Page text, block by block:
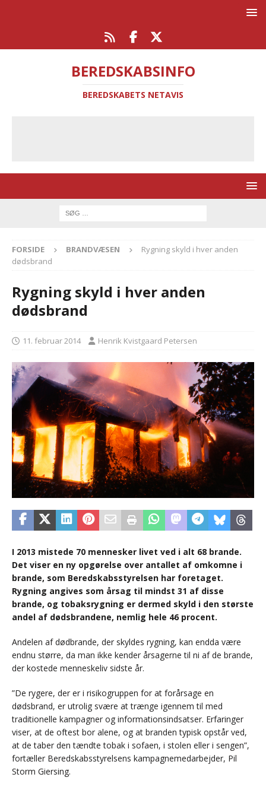
BEREDSKABSINFO
BEREDSKABETS NETAVIS
FORSIDE BRANDVÆSEN
Rygning skyld i hver anden
dødsbrand
Rygning skyld i hver anden
dødsbrand
11. februar 2014 Henrik Kvistgaard Petersen
I 2013 mistede 70 mennesker livet ved i alt 68 brande.
Det viser en ny opgørelse over antallet af omkomne i
brande, som Beredskabsstyrelsen har foretaget.
Rygning angives som årsag til mindst 31 af disse
brande, og tobaksrygning er dermed skyld i den største
andel af dødsbrandene, nemlig hele 46 procent.
Andelen af dødbrande, der skyldes rygning, kan endda være
endnu større, da man ikke kender årsagerne til ni af de brande,
der kostede menneskeliv sidste år.
”De rygere, der er i risikogruppen for at forårsage en
dødsbrand, er utrolig svære at trænge igennem til med
traditionelle kampagner og informationsindsatser. Erfaringer
viser, at de oftest bor alene, og at branden typisk opstår ved,
at de taber den tændte tobak i sofaen, i stolen eller i sengen”,
fortæller Beredskabsstyrelsens kampagnemedarbejder, Pil
Storm Giersing.